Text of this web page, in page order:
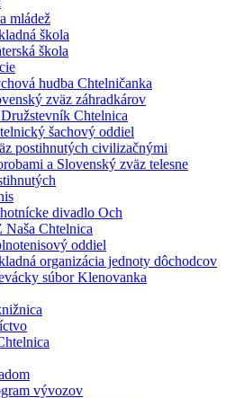
mládež
škola
škola
hudba Chtelničanka
zväz záhradkárov
Chtelnica
šachový oddiel
postihnutých civilizačnými
a Slovenský zväz telesne
divadlo Och
Naša Chtelnica
oddiel
organizácia jednoty dôchodcov
súbor Klenovanka
vývozov